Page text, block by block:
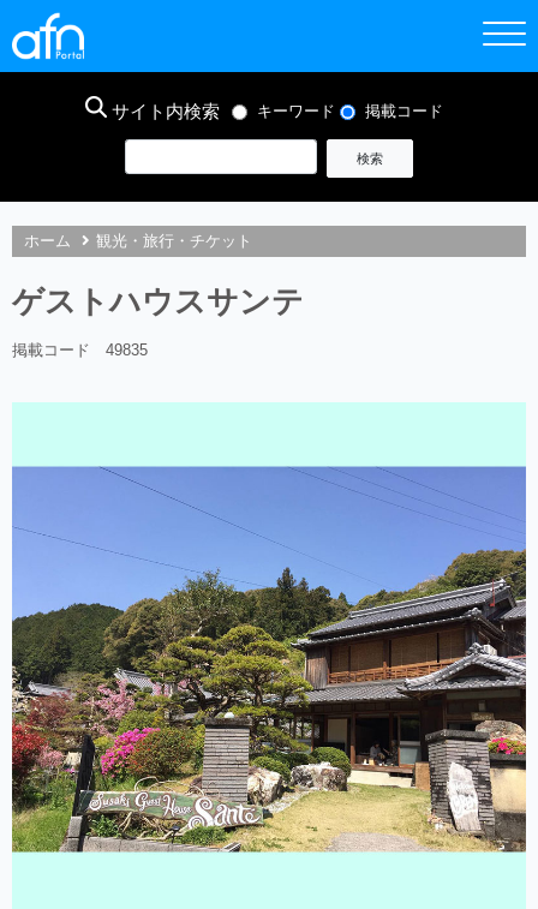
サイト内検索 キーワード 掲載コード
ホーム 観光・旅行・チケット
ゲストハウスサンテ
掲載コード 49835